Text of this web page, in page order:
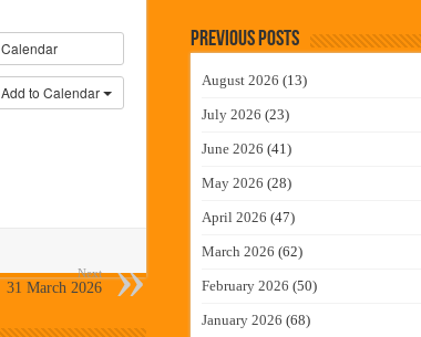
Calendar
Add to Calendar
Next
31 March 2026
Previous Posts
August 2026 (13)
July 2026 (23)
June 2026 (41)
May 2026 (28)
April 2026 (47)
March 2026 (62)
February 2026 (50)
January 2026 (68)